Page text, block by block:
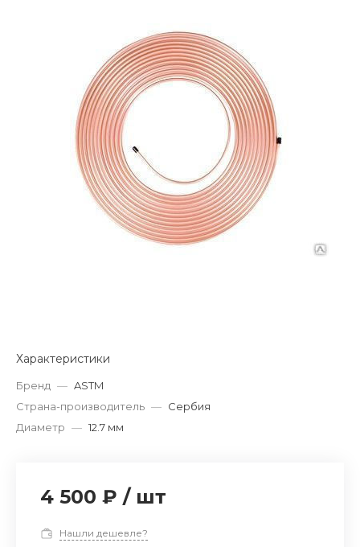
Характеристики
Бренд — ASTM
Страна-производитель — Сербия
Диаметр — 12.7 мм
4 500 ₽ / шт
Нашли дешевле?